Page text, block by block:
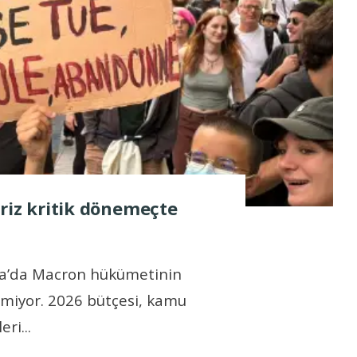
kritik dönemeçte
Macron hükümetinin
2026 bütçesi, kamu
...